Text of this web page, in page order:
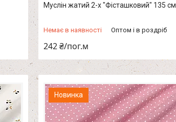
Муслін жатий 2-х "Фісташковий" 135 см
Немає в наявності Оптом і в роздріб
242 ₴/пог.м
Новинка